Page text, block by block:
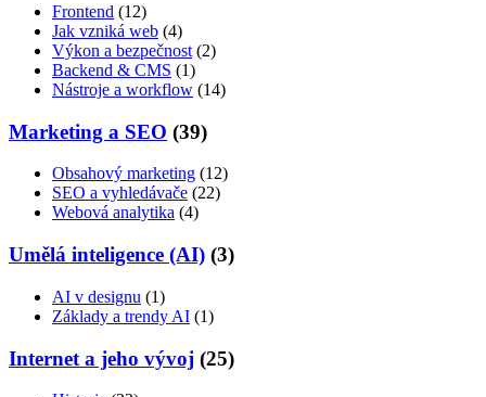
Frontend (12)
Jak vzniká web (4)
Výkon a bezpečnost (2)
Backend & CMS (1)
Nástroje a workflow (14)
Marketing a SEO (39)
Obsahový marketing (12)
SEO a vyhledávače (22)
Webová analytika (4)
Umělá inteligence (AI) (3)
AI v designu (1)
Základy a trendy AI (1)
Internet a jeho vývoj (25)